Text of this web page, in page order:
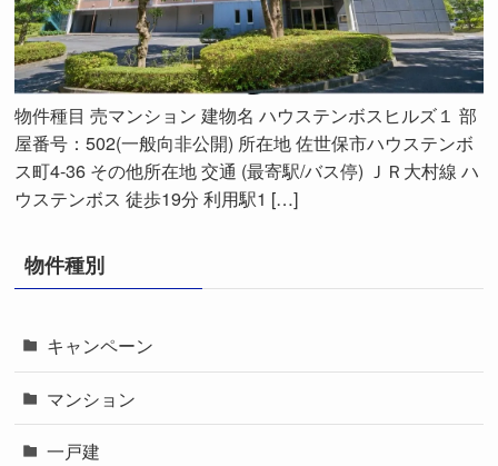
物件種目 売マンション 建物名 ハウステンボスヒルズ１ 部
屋番号：502(一般向非公開) 所在地 佐世保市ハウステンボ
ス町4-36 その他所在地 交通 (最寄駅/バス停) ＪＲ大村線 ハ
ウステンボス 徒歩19分 利用駅1 […]
物件種別
キャンペーン
マンション
一戸建